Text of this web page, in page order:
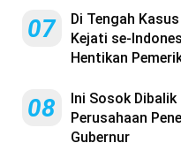
07
Di Tengah
Kejati se-
Hentikan
08
Ini Sosok Dibalik
Perusahaan
Gubernur